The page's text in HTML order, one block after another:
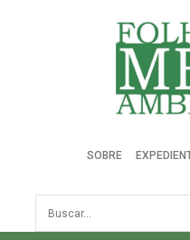
Folha
SOBRE
Busca